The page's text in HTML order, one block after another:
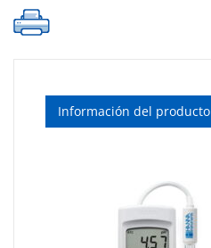
Información del producto